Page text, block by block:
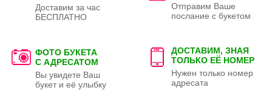
Доставим за час
БЕСПЛАТНО
Отправим Ваше
послание с букетом
ФОТО БУКЕТА
С АДРЕСАТОМ
Вы увидете Ваш
букет и её улыбку
ДОСТАВИМ, ЗНАЯ
ТОЛЬКО ЕЁ НОМЕР
Нужен только номер
адресата